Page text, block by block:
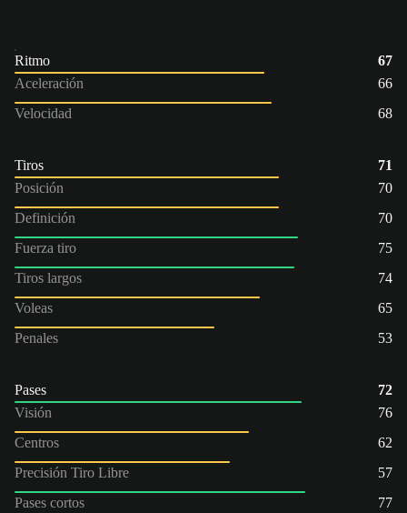
Ritmo
67
Aceleración
66
Velocidad
68
Tiros
71
Posición
70
Definición
70
Fuerza tiro
75
Tiros largos
74
Voleas
65
Penales
53
Pases
72
Visión
76
Centros
62
Precisión Tiro Libre
57
Pases cortos
77